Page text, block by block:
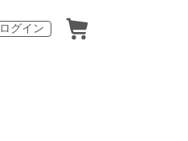
ログイン